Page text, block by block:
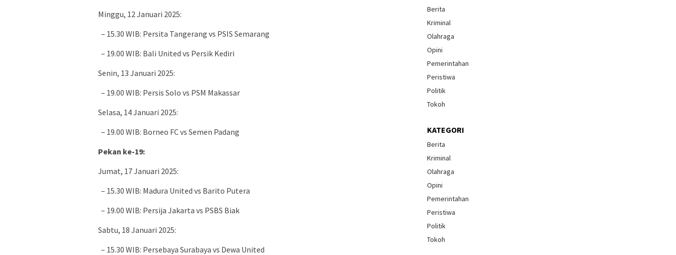
Minggu, 12 Januari 2025:
– 15.30 WIB: Persita Tangerang vs PSIS Semarang
– 19.00 WIB: Bali United vs Persik Kediri
Senin, 13 Januari 2025:
– 19.00 WIB: Persis Solo vs PSM Makassar
Selasa, 14 Januari 2025:
– 19.00 WIB: Borneo FC vs Semen Padang
Pekan ke-19:
Jumat, 17 Januari 2025:
– 15.30 WIB: Madura United vs Barito Putera
– 19.00 WIB: Persija Jakarta vs PSBS Biak
Sabtu, 18 Januari 2025:
– 15.30 WIB: Persebaya Surabaya vs Dewa United
Berita
Kriminal
Olahraga
Opini
Pemerintahan
Peristiwa
Politik
Tokoh
KATEGORI
Berita
Kriminal
Olahraga
Opini
Pemerintahan
Peristiwa
Politik
Tokoh